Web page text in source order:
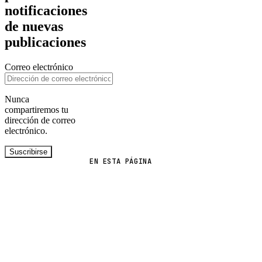
EN ESTA PÁGINA
notificaciones
de nuevas
publicaciones
Correo electrónico
Nunca
compartiremos tu
dirección de correo
electrónico.
Suscribirse